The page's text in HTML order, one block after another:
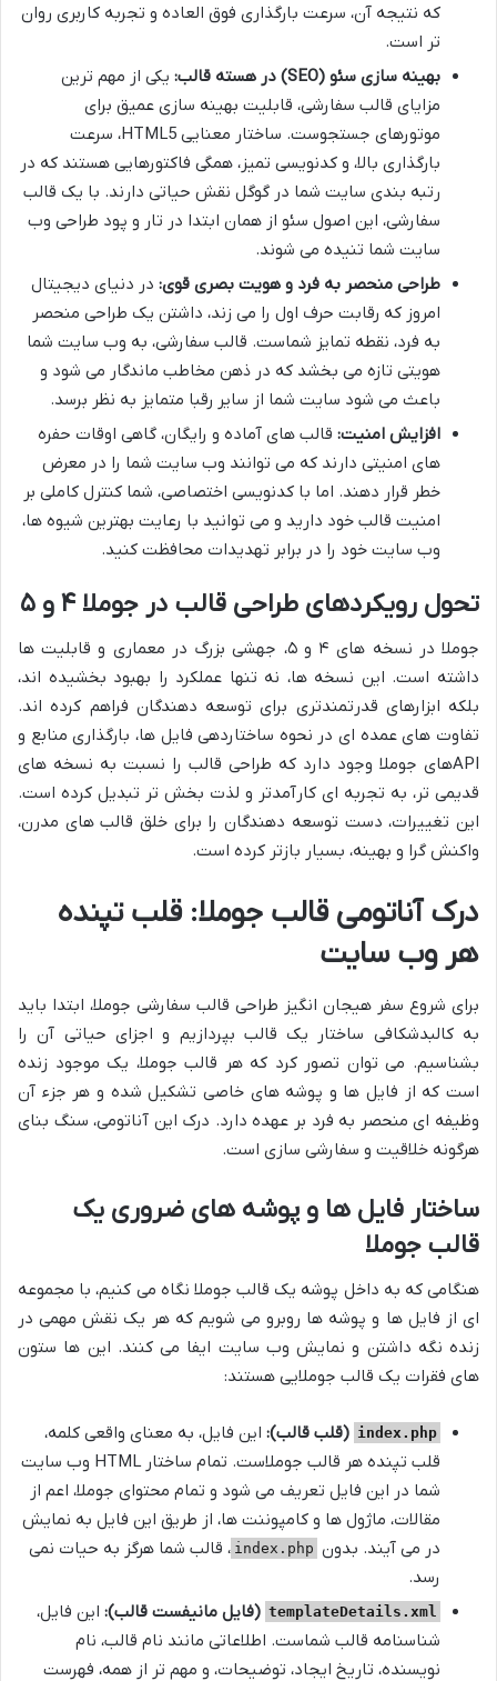
که نتیجه آن، سرعت بارگذاری فوق العاده و تجربه کاربری روان
تر است.
بهینه سازی سئو (SEO) در هسته قالب:
یکی از مهم ترین
مزایای قالب سفارشی، قابلیت بهینه سازی عمیق برای
موتورهای جستجوست. ساختار معنایی HTML5، سرعت
بارگذاری بالا، و کدنویسی تمیز، همگی فاکتورهایی هستند که در
رتبه بندی سایت شما در گوگل نقش حیاتی دارند. با یک قالب
سفارشی، این اصول سئو از همان ابتدا در تار و پود طراحی وب
سایت شما تنیده می شوند.
طراحی منحصر به فرد و هویت بصری قوی: در دنیای دیجیتال
امروز که رقابت حرف اول را می زند، داشتن یک طراحی منحصر
به فرد، نقطه تمایز شماست. قالب سفارشی، به وب سایت شما
هویتی تازه می بخشد که در ذهن مخاطب ماندگار می شود و
باعث می شود سایت شما از سایر رقبا متمایز به نظر برسد.
افزایش امنیت: قالب های آماده و رایگان، گاهی اوقات حفره
های امنیتی دارند که می توانند وب سایت شما را در معرض
خطر قرار دهند. اما با کدنویسی اختصاصی، شما کنترل کاملی بر
امنیت قالب خود دارید و می توانید با رعایت بهترین شیوه ها،
وب سایت خود را در برابر تهدیدات محافظت کنید.
تحول رویکردهای طراحی قالب در جوملا ۴ و ۵
جوملا در نسخه های ۴ و ۵، جهشی بزرگ در معماری و قابلیت ها
داشته است. این نسخه ها، نه تنها عملکرد را بهبود بخشیده اند،
بلکه ابزارهای قدرتمندتری برای توسعه دهندگان فراهم کرده اند.
تفاوت های عمده ای در نحوه ساختاردهی فایل ها، بارگذاری منابع و
APIهای جوملا وجود دارد که طراحی قالب را نسبت به نسخه های
قدیمی تر، به تجربه ای کارآمدتر و لذت بخش تر تبدیل کرده است.
این تغییرات، دست توسعه دهندگان را برای خلق قالب های مدرن،
واکنش گرا و بهینه، بسیار بازتر کرده است.
درک آناتومی قالب جوملا: قلب تپنده
هر وب سایت
برای شروع سفر هیجان انگیز طراحی قالب سفارشی جوملا، ابتدا باید
به کالبدشکافی ساختار یک قالب بپردازیم و اجزای حیاتی آن را
بشناسیم. می توان تصور کرد که هر قالب جوملا، یک موجود زنده
است که از فایل ها و پوشه های خاصی تشکیل شده و هر جزء آن
وظیفه ای منحصر به فرد بر عهده دارد. درک این آناتومی، سنگ بنای
هرگونه خلاقیت و سفارشی سازی است.
ساختار فایل ها و پوشه های ضروری یک
قالب جوملا
هنگامی که به داخل پوشه یک قالب جوملا نگاه می کنیم، با مجموعه
ای از فایل ها و پوشه ها روبرو می شویم که هر یک نقش مهمی در
زنده نگه داشتن و نمایش وب سایت ایفا می کنند. این ها ستون
های فقرات یک قالب جوملایی هستند:
index.php (قلب قالب): این فایل، به معنای واقعی کلمه،
قلب تپنده هر قالب جوملاست. تمام ساختار HTML وب سایت
شما در این فایل تعریف می شود و تمام محتوای جوملا، اعم از
مقالات، ماژول ها و کامپوننت ها، از طریق این فایل به نمایش
در می آیند. بدون index.php ، قالب شما هرگز به حیات نمی
رسد.
templateDetails.xml (فایل مانیفست قالب): این فایل،
شناسنامه قالب شماست. اطلاعاتی مانند نام قالب، نام
نویسنده، تاریخ ایجاد، توضیحات، و مهم تر از همه، فهرست